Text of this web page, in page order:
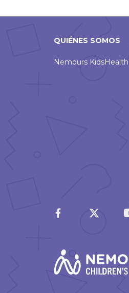
QUIÉNES SOMOS
Nemours KidsHealth